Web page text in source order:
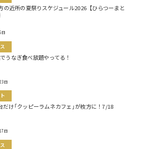
の近所の夏祭りスケジュール2026【ひらつーまと
うなぎ食べ放題やってる！
日
だけ｢クッピーラムネカフェ｣が枚方に！7/18
日